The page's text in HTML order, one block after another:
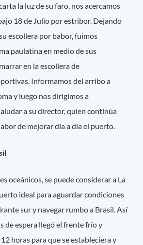
la luz de su faro, nos acercamos
18 de Julio por estribor. Dejando
escollera por babor, fuimos
paulatina en medio de sus
en la escollera de
Informamos del arribo a
y luego nos dirigimos a
a su director, quien continúa
de mejorar día a día el puerto.
oceánicos, se puede considerar a La
ideal para aguardar condiciones
sur y navegar rumbo a Brasil. Así
de espera llegó el frente frío y
horas para que se estableciera y